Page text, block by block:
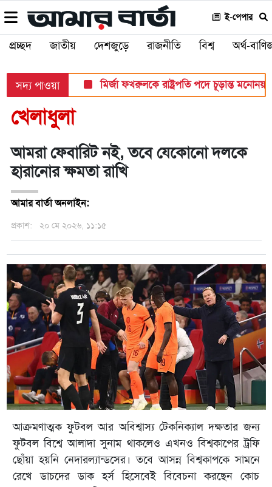
ই-পেপার
প্রচ্ছদ জাতীয় দেশজুড়ে রাজনীতি বিশ্ব অর্থ-
সদ্য পাওয়া মির্জা ফখরুলকে রাষ্ট্রপতি পদে চূড়ান্ত মনোনয়ন
খেলাধুলা
আমরা ফেবারিট নই, তবে যেকোনো দলকে
হারানোর ক্ষমতা রাখি
আমার বার্তা অনলাইন:
প্রকাশ: ২০ মে ২০২৬, ১১:১৫
আক্রমণাত্মক ফুটবল আর অবিশ্বাস্য টেকনিক্যাল দক্ষতার জন্য
ফুটবল বিশ্বে আলাদা সুনাম থাকলেও এখনও বিশ্বকাপের ট্রফি
ছোঁয়া হয়নি নেদারল্যান্ডসের। তবে আসন্ন বিশ্বকাপকে সামনে
রেখে ডাচদের ডাক হর্স হিসেবেই বিবেচনা করছেন কোচ